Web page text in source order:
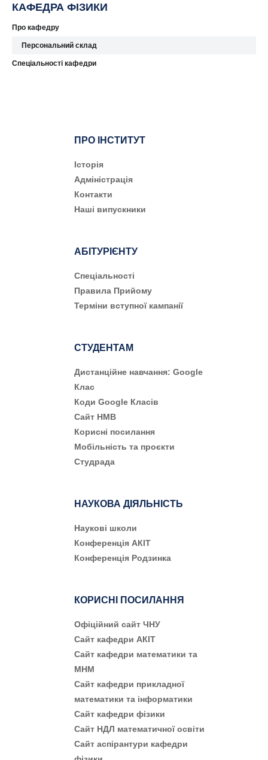
КАФЕДРА ФІЗИКИ
Про кафедру
Персональний склад
Спеціальності кафедри
ПРО ІНСТИТУТ
Історія
Адміністрація
Контакти
Наші випускники
АБІТУРІЄНТУ
Cпеціальності
Правила Прийому
Терміни вступної кампанії
СТУДЕНТАМ
Дистанційне навчання: Google
Клас
Коди Google Класів
Сайт НМВ
Корисні посилання
Мобільність та проєкти
Студрада
НАУКОВА ДІЯЛЬНІСТЬ
Наукові школи
Конференція АКІТ
Конференція Родзинка
КОРИСНІ ПОСИЛАННЯ
Офіційний сайт ЧНУ
Сайт кафедри АКІТ
Сайт кафедри математики та
МНМ
Сайт кафедри прикладної
математики та інформатики
Сайт кафедри фізики
Сайт НДЛ математичної освіти
Сайт аспірантури кафедри